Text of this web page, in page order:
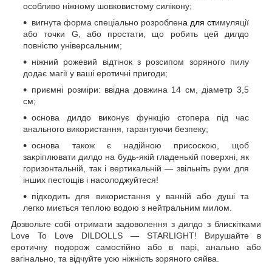
особливо ніжному шовковистому силікону;
вигнута форма спеціально розроблена для стимуляції
або точки G, або простати, що робить цей дилдо
повністю універсальним;
ніжний рожевий відтінок з розсипом зоряного пилу
додає магії у ваші еротичні пригоди;
приємні розміри: ввідна довжина 14 см, діаметр 3,5
см;
основа дилдо виконує функцію стопера під час
анального використання, гарантуючи безпеку;
основа також є надійною присоскою, щоб
закріплювати дилдо на будь-якій гладенькій поверхні, як
горизонтальній, так і вертикальній — звільніть руки для
інших пестощів і насолоджуйтеся!
підходить для використання у ванній або душі та
легко миється теплою водою з нейтральним милом.
Дозвольте собі отримати задоволення з дилдо з блискітками
Love To Love DILDOLLS — STARLIGHT! Вирушайте в
еротичну подорож самостійно або в парі, анально або
вагінально, та відчуйте усю ніжність зоряного сяйва.